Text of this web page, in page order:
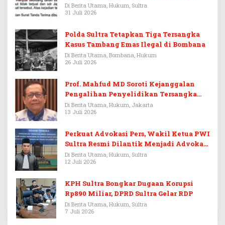
Di Berita Utama, Hukum, Sultra
31 Juli 2026
Polda Sultra Tetapkan Tiga Tersangka
Kasus Tambang Emas Ilegal di Bombana
Di Berita Utama, Bombana, Hukum
26 Juli 2026
Prof. Mahfud MD Soroti Kejanggalan
Pengalihan Penyelidikan Tersangka
Febrie Adriansyah
Di Berita Utama, Hukum, Jakarta
13 Juli 2026
Perkuat Advokasi Pers, Wakil Ketua PWI
Sultra Resmi Dilantik Menjadi Advokat
PERADI
Di Berita Utama, Hukum, Sultra
12 Juli 2026
KPH Sultra Bongkar Dugaan Korupsi
Rp890 Miliar, DPRD Sultra Gelar RDP
Di Berita Utama, Hukum, Sultra
7 Juli 2026